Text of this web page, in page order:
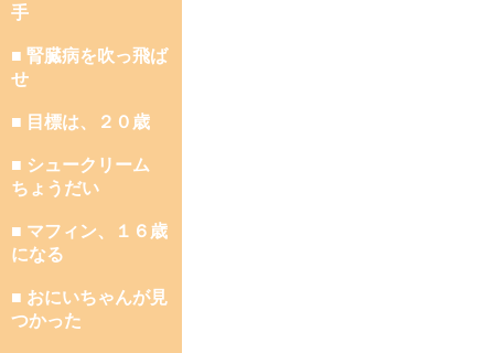
手
■ 腎臓病を吹っ飛ば
せ
■ 目標は、２０歳
■ シュークリーム
ちょうだい
■ マフィン、１６歳
になる
■ おにいちゃんが見
つかった